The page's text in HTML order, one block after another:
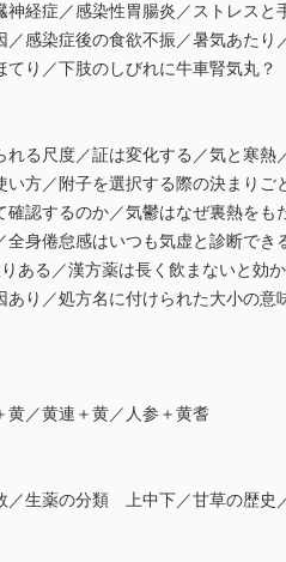
経症／感染性胃腸炎／ストレス
感染症後の食欲不振／暑気あた
り／下肢のしびれに牛車腎気丸？
る尺度／証は変化する／気と寒
方／附子を選択する際の決まり
認するのか／気鬱はなぜ裏熱を
身倦怠感はいつも気虚と診断で
ある／漢方薬は長く飲まないと効
り／処方名に付けられた大小の
黄／黄連＋黄／人参＋黄耆
生薬の分類 上中下／甘草の歴史